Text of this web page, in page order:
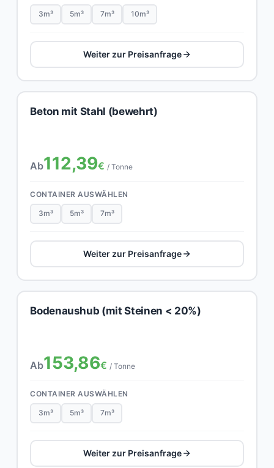
3m³ 5m³ 7m³ 10m³
Weiter zur Preisanfrage
Beton mit Stahl (bewehrt)
Ab112,39€ / Tonne
CONTAINER AUSWÄHLEN
3m³ 5m³ 7m³
Weiter zur Preisanfrage
Bodenaushub (mit Steinen < 20%)
Ab153,86€ / Tonne
CONTAINER AUSWÄHLEN
3m³ 5m³ 7m³
Weiter zur Preisanfrage